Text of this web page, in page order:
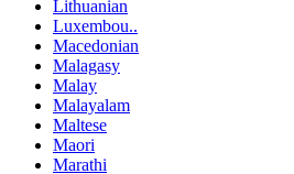
Lithuanian
Luxembou..
Macedonian
Malagasy
Malay
Malayalam
Maltese
Maori
Marathi